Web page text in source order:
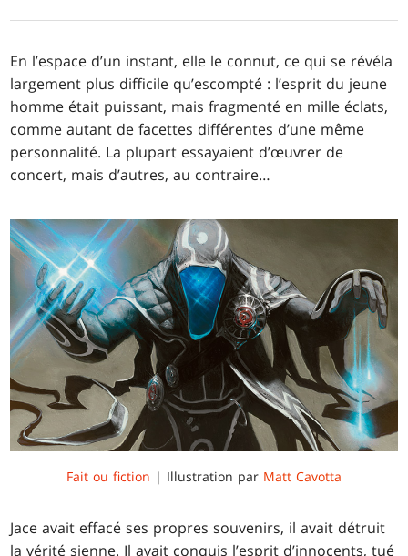
En l’espace d’un instant, elle le connut, ce qui se révéla
largement plus difficile qu’escompté : l’esprit du jeune
homme était puissant, mais fragmenté en mille éclats,
comme autant de facettes différentes d’une même
personnalité. La plupart essayaient d’œuvrer de
concert, mais d’autres, au contraire…
Fait ou fiction | Illustration par Matt Cavotta
Jace avait effacé ses propres souvenirs, il avait détruit
la vérité sienne. Il avait conquis l’esprit d’innocents, tué